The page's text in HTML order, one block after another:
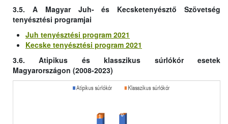
3.5. A Magyar Juh- és Kecsketenyésztő Szövetség
tenyésztési programjai
Juh tenyésztési program 2021
Kecske tenyésztési program 2021
3.6. Atipikus és klasszikus súrlókór esetek
Magyarországon (2008-2023)